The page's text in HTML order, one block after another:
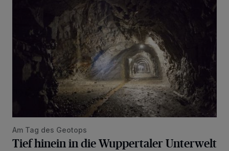
Am Tag des Geotops
Tief hinein in die Wuppertaler Unterwelt